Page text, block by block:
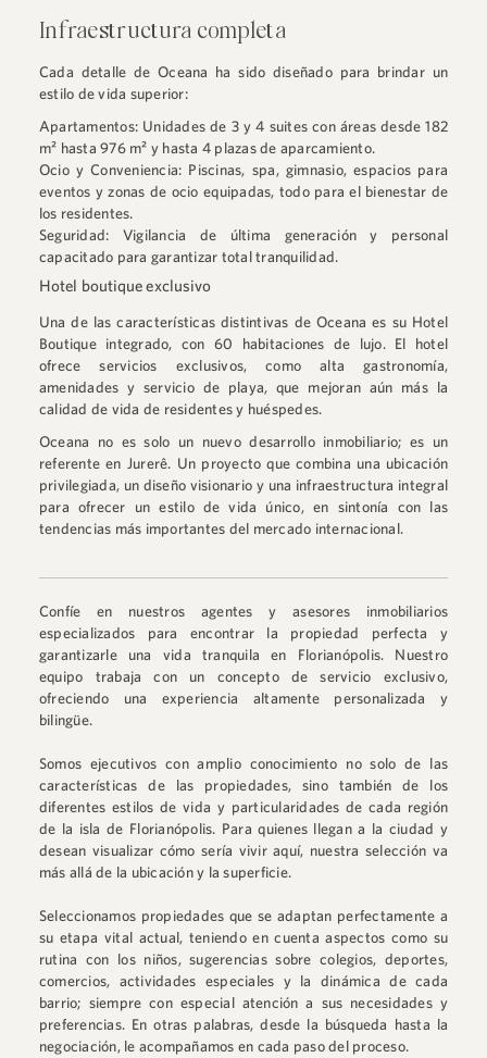
Infraestructura completa
Cada detalle de Oceana ha sido diseñado para brindar un
estilo de vida superior:
Apartamentos: Unidades de 3 y 4 suites con áreas desde 182
m² hasta 976 m² y hasta 4 plazas de aparcamiento.
Ocio y Conveniencia: Piscinas, spa, gimnasio, espacios para
eventos y zonas de ocio equipadas, todo para el bienestar de
los residentes.
Seguridad: Vigilancia de última generación y personal
capacitado para garantizar total tranquilidad.
Hotel boutique exclusivo
Una de las características distintivas de Oceana es su Hotel
Boutique integrado, con 60 habitaciones de lujo. El hotel
ofrece servicios exclusivos, como alta gastronomía,
amenidades y servicio de playa, que mejoran aún más la
calidad de vida de residentes y huéspedes.
Oceana no es solo un nuevo desarrollo inmobiliario; es un
referente en Jurerê. Un proyecto que combina una ubicación
privilegiada, un diseño visionario y una infraestructura integral
para ofrecer un estilo de vida único, en sintonía con las
tendencias más importantes del mercado internacional.
Confíe en nuestros agentes y asesores inmobiliarios
especializados para encontrar la propiedad perfecta y
garantizarle una vida tranquila en Florianópolis. Nuestro
equipo trabaja con un concepto de servicio exclusivo,
ofreciendo una experiencia altamente personalizada y
bilingüe.
Somos ejecutivos con amplio conocimiento no solo de las
características de las propiedades, sino también de los
diferentes estilos de vida y particularidades de cada región
de la isla de Florianópolis. Para quienes llegan a la ciudad y
desean visualizar cómo sería vivir aquí, nuestra selección va
más allá de la ubicación y la superficie.
Seleccionamos propiedades que se adaptan perfectamente a
su etapa vital actual, teniendo en cuenta aspectos como su
rutina con los niños, sugerencias sobre colegios, deportes,
comercios, actividades especiales y la dinámica de cada
barrio; siempre con especial atención a sus necesidades y
preferencias. En otras palabras, desde la búsqueda hasta la
negociación, le acompañamos en cada paso del proceso.